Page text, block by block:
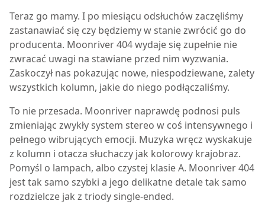
Teraz go mamy. I po miesiącu odsłuchów zaczęliśmy
zastanawiać się czy będziemy w stanie zwrócić go do
producenta. Moonriver 404 wydaje się zupełnie nie
zwracać uwagi na stawiane przed nim wyzwania.
Zaskoczył nas pokazując nowe, niespodziewane, zalety
wszystkich kolumn, jakie do niego podłączaliśmy.
To nie przesada. Moonriver naprawdę podnosi puls
zmieniając zwykły system stereo w coś intensywnego i
pełnego wibrujących emocji. Muzyka wręcz wyskakuje
z kolumn i otacza słuchaczy jak kolorowy krajobraz.
Pomyśl o lampach, albo czystej klasie A. Moonriver 404
jest tak samo szybki a jego delikatne detale tak samo
rozdzielcze jak z triody single-ended.